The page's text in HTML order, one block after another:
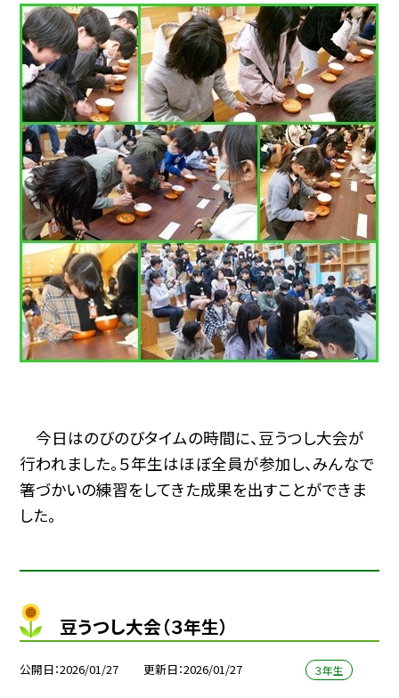
今日はのびのびタイムの時間に、豆うつし大会が
行われました。５年生はほぼ全員が参加し、みんなで
箸づかいの練習をしてきた成果を出すことができま
した。
豆うつし大会（３年生）
公開日 2026/01/27 更新日 2026/01/27 ３年生